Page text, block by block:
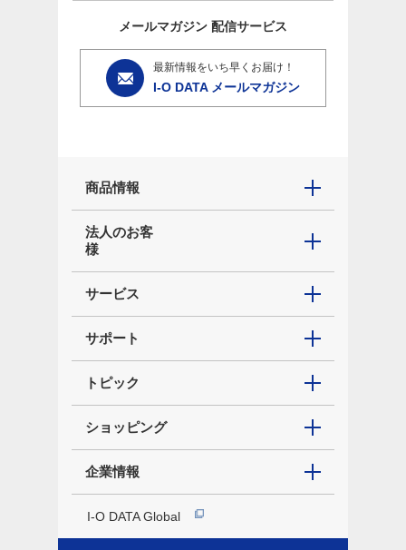
メールマガジン 配信サービス
最新情報をいち早くお届け！
I-O DATA メールマガジン
商品情報
法人のお客
様
サービス
サポート
トピック
ショッピング
企業情報
I-O DATA Global